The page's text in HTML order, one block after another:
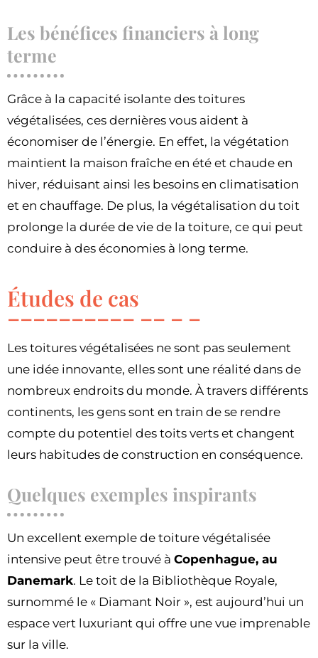
Les bénéfices financiers à long
terme
Grâce à la capacité isolante des toitures
végétalisées, ces dernières vous aident à
économiser de l’énergie. En effet, la végétation
maintient la maison fraîche en été et chaude en
hiver, réduisant ainsi les besoins en climatisation
et en chauffage. De plus, la végétalisation du toit
prolonge la durée de vie de la toiture, ce qui peut
conduire à des économies à long terme.
Études de cas
Les toitures végétalisées ne sont pas seulement
une idée innovante, elles sont une réalité dans de
nombreux endroits du monde. À travers différents
continents, les gens sont en train de se rendre
compte du potentiel des toits verts et changent
leurs habitudes de construction en conséquence.
Quelques exemples inspirants
Un excellent exemple de toiture végétalisée
intensive peut être trouvé à Copenhague, au
Danemark. Le toit de la Bibliothèque Royale,
surnommé le « Diamant Noir », est aujourd’hui un
espace vert luxuriant qui offre une vue imprenable
sur la ville.